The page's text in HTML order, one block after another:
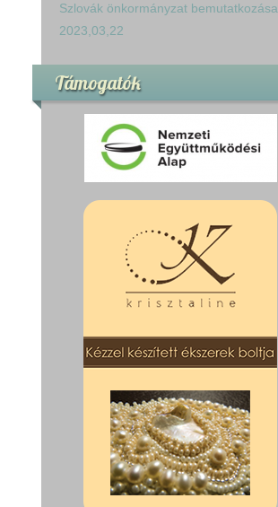
Szlovák önkormányzat bemutatkozása
2023,03,22
Támogatók